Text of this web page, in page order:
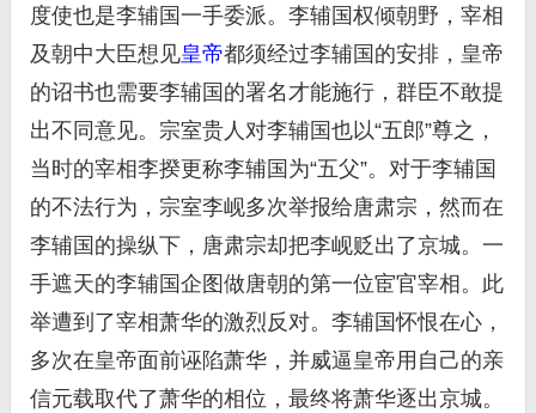
度使也是李辅国一手委派。李辅国权倾朝野，宰相
及朝中大臣想见皇帝都须经过李辅国的安排，皇帝
的诏书也需要李辅国的署名才能施行，群臣不敢提
出不同意见。宗室贵人对李辅国也以“五郎”尊之，
当时的宰相李揆更称李辅国为“五父”。对于李辅国
的不法行为，宗室李岘多次举报给唐肃宗，然而在
李辅国的操纵下，唐肃宗却把李岘贬出了京城。一
手遮天的李辅国企图做唐朝的第一位宦官宰相。此
举遭到了宰相萧华的激烈反对。李辅国怀恨在心，
多次在皇帝面前诬陷萧华，并威逼皇帝用自己的亲
信元载取代了萧华的相位，最终将萧华逐出京城。